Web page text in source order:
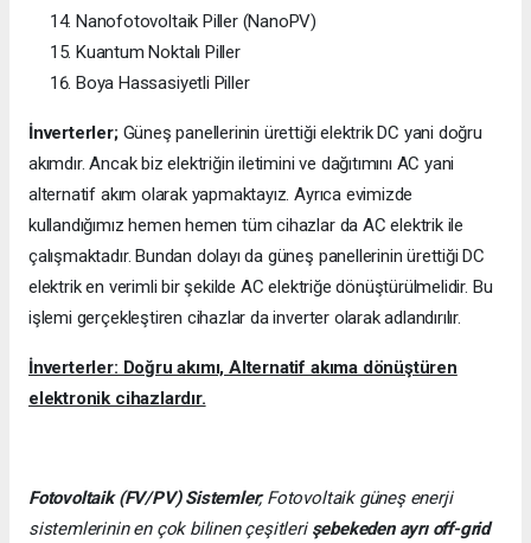
Nanofotovoltaik Piller (NanoPV)
Kuantum Noktalı Piller
Boya Hassasiyetli Piller
İnverterler;Güneş panellerinin ürettiği elektrik DC yani doğru
akımdır. Ancak biz elektriğin iletimini ve dağıtımını AC yani
alternatif akım olarak yapmaktayız. Ayrıca evimizde
kullandığımız hemen hemen tüm cihazlar da AC elektrik ile
çalışmaktadır. Bundan dolayı da güneş panellerinin ürettiği DC
elektrik en verimli bir şekilde AC elektriğe dönüştürülmelidir. Bu
işlemi gerçekleştiren cihazlar da inverter olarak adlandırılır.
İnverterler: Doğru akımı, Alternatif akıma dönüştüren
elektronik cihazlardır.
Fotovoltaik (FV/PV) Sistemler; Fotovoltaik güneş enerji
sistemlerinin en çok bilinen çeşitleri şebekeden ayrı off-grid